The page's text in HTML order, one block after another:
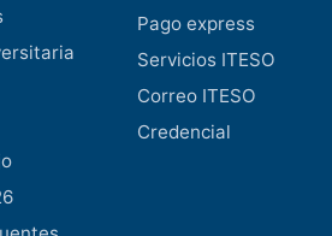
Pago express
Servicios ITESO
Correo ITESO
Credencial